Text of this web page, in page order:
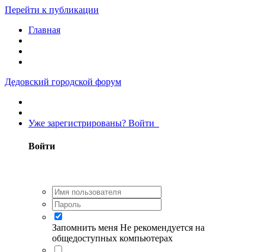
Перейти к публикации
Главная
Дедовский городской форум
Уже зарегистрированы? Войти
Войти
Запомнить меня Не рекомендуется на
общедоступных компьютерах